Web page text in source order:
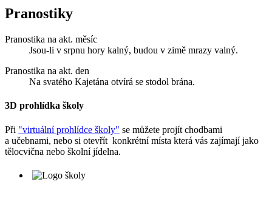
Pranostiky
Pranostika na akt. měsíc
Jsou-li v srpnu hory kalný, budou v zimě mrazy valný.
Pranostika na akt. den
Na svatého Kajetána otvírá se stodol brána.
3D prohlídka školy
Při "virtuální prohlídce školy" se můžete projít chodbami
a učebnami, nebo si otevřít konkrétní místa která vás zajímají jako
tělocvična nebo školní jídelna.